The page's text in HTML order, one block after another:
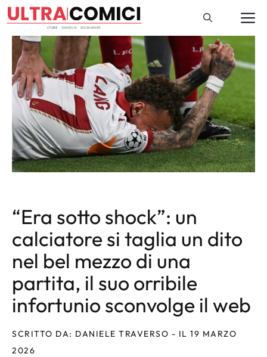
Vai
al
contenuto
“Era sotto shock”: un
calciatore si taglia un dito
nel bel mezzo di una
partita, il suo orribile
infortunio sconvolge il web
SCRITTO DA: DANIELE TRAVERSO - IL 19 MARZO
2026